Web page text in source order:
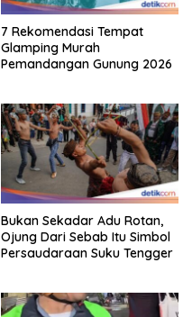
7 Rekomendasi Tempat
Glamping Murah
Pemandangan Gunung 2026
Bukan Sekadar Adu Rotan,
Ojung Dari Sebab Itu Simbol
Persaudaraan Suku Tengger